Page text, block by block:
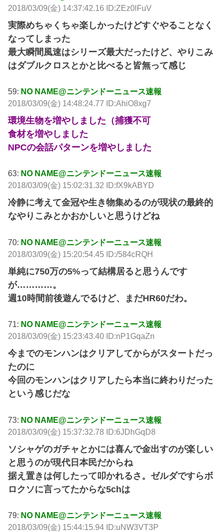
2018/03/09(金) 14:37:42.16 ID:ZEz0lFuV
実際めちゃくちゃ楽しかったけどすぐやることなく
なってしまった
最大瞬間風速はシリーズ最大だったけど、やりこみ
はダブルクロスとかと比べると皆無って感じ
59: NO NAME@ニンテンドーニュース速報
2018/03/09(金) 14:48:24.77 ID:AhiO8xg7
環境生物を増やしました（捕獲不可
食材を増やしました
NPCの会話パターンを増やしました
63: NO NAME@ニンテンドーニュース速報
2018/03/09(金) 15:02:31.32 ID:fX9kABYD
冷静に考えて金冠や生き物集めるのが現状の最終的
なやりこみとかおかしいと思うけどね
70: NO NAME@ニンテンドーニュース速報
2018/03/09(金) 15:20:54.45 ID:/584cRQH
単純に750万の5%って結構居ると思うんです
が…………。
週10時間前後遊んでるけど、まだHR60だわ。
71: NO NAME@ニンテンドーニュース速報
2018/03/09(金) 15:23:43.40 ID:nP1GqaZn
今までのモンハンはクリアしてからがスタートだっ
たのに
今回のモンハンはクリアしたら本当に終わりだった
という感じだな
73: NO NAME@ニンテンドーニュース速報
2018/03/09(金) 15:37:32.78 ID:6JDhGqD8
ソシャゲのガチャとかには喜んで金出すのが楽しい
と思うのが現代日本民だからね
据え置きは何したって叩かれるさ。ゼルダですらボ
ロクソに言ってたからな5chは
79: NO NAME@ニンテンドーニュース速報
2018/03/09(金) 15:44:15.94 ID:uNW3VT3P